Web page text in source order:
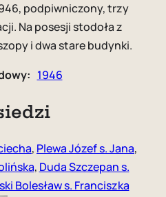
podpiwniczony, trzy
Na posesji stodoła z
i dwa stare budynki.
1946
, Plewa Józef s. Jana,
, Duda Szczepan s.
Bolesław s. Franciszka